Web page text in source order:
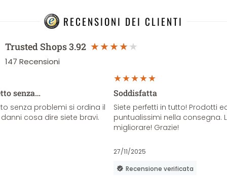
RECENSIONI DEI CLIENTI
Trusted Shops3.92
147 Recensioni
senza…
senza problemi si ordina il
cosa dire siete bravi.
Soddisfatta
Siete perfetti in tutto! Prodotti
puntualissimi nella consegna.
migliorare! Grazie!
27/11/2025
Recensione verificata